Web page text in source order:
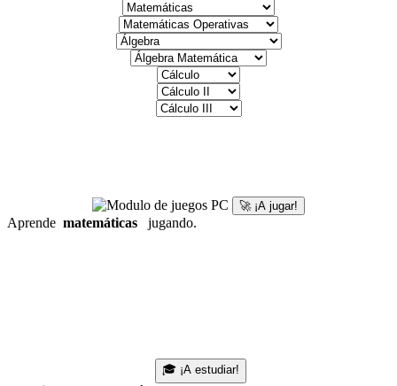
🚀 ¡A jugar!
Aprende matemáticas jugando.
🎓 ¡A estudiar!